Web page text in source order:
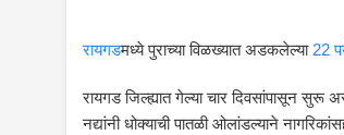
रायगडमध्ये पुराच्या विळख्यात अडकलेल्या 22
रायगड जिल्ह्यात गेल्या चार दिवसांपासून सुरू
नद्यांनी धोक्याची पातळी ओलांडल्याने